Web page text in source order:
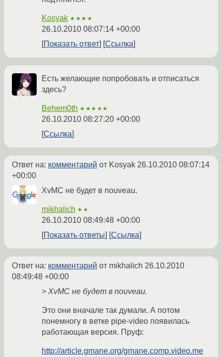
Kosyak ★★★★
26.10.2010 08:07:14 +00:00
Показать ответ
Ссылка
Есть желающие попробовать и отписаться
здесь?
Behem0th ★★★★★
26.10.2010 08:27:20 +00:00
Ссылка
Ответ на: комментарий от Kosyak 26.10.2010 08:07:14
+00:00
XvMC не будет в nouveau.
mikhalich ★★
26.10.2010 08:49:48 +00:00
Показать ответы
Ссылка
Ответ на: комментарий от mikhalich 26.10.2010
08:49:48 +00:00
> XvMC не будет в nouveau.
Это они вначале так думали. А потом
понемногу в ветке pipe-video появилась
работающая версия. Пруф:
http://article.gmane.org/gmane.comp.video.me